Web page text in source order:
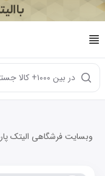
در بین ۱۰۰۰+ کالا جستجو کنید ...
وبسایت فرشگاهی الیتک